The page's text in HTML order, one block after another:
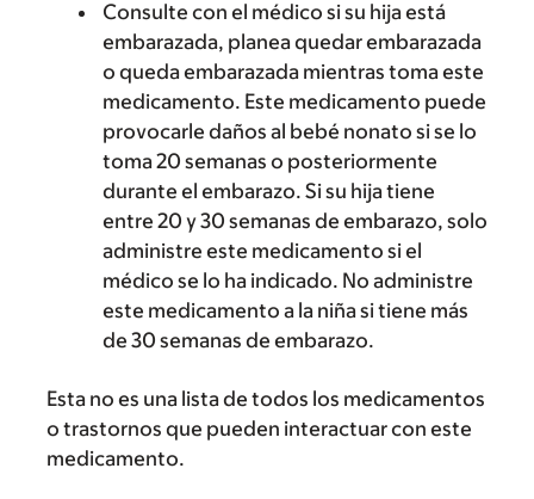
Consulte con el médico si su hija está
embarazada, planea quedar embarazada
o queda embarazada mientras toma este
medicamento. Este medicamento puede
provocarle daños al bebé nonato si se lo
toma 20 semanas o posteriormente
durante el embarazo. Si su hija tiene
entre 20 y 30 semanas de embarazo, solo
administre este medicamento si el
médico se lo ha indicado. No administre
este medicamento a la niña si tiene más
de 30 semanas de embarazo.
Esta no es una lista de todos los medicamentos
o trastornos que pueden interactuar con este
medicamento.